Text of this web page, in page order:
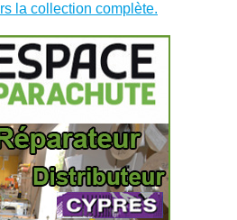
la collection complète.